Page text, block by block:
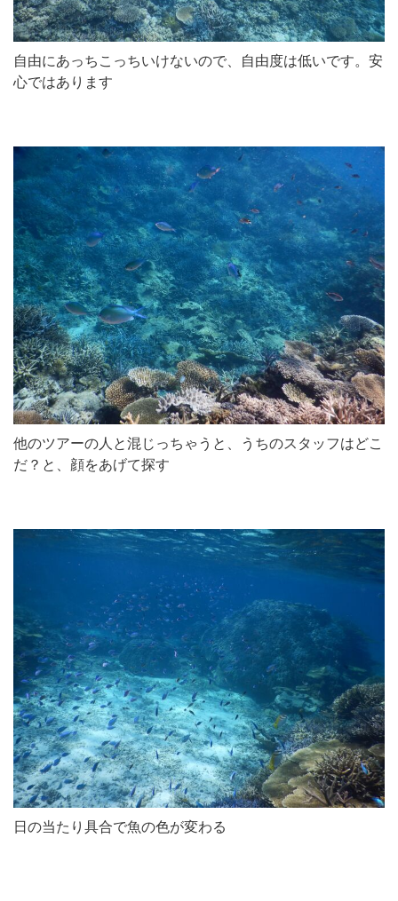
自由にあっちこっちいけないので、自由度は低いです。安
心ではあります
他のツアーの人と混じっちゃうと、うちのスタッフはどこ
だ？と、顔をあげて探す
日の当たり具合で魚の色が変わる